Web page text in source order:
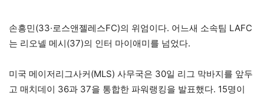
손흥민(33·로스앤젤레스FC)의 위엄이다. 어느새 소속팀 LAFC
는 리오넬 메시(37)의 인터 마이애미를 넘었다.
미국 메이저리그사커(MLS) 사무국은 30일 리그 막바지를 앞두
고 매치데이 36과 37을 통합한 파워랭킹을 발표했다. 15명이